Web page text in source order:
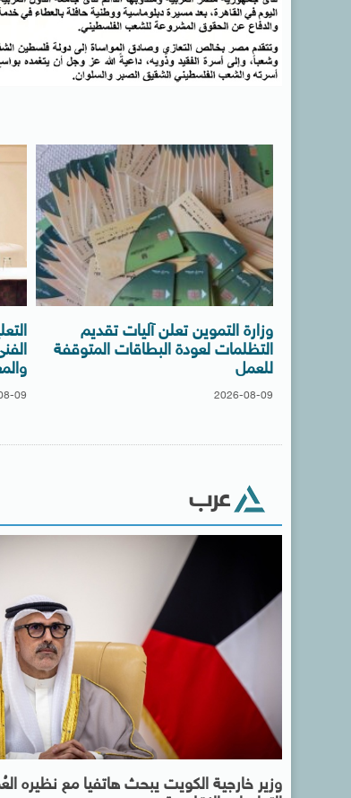
وزارة التموين تعلن آليات تقديم
التظلمات لعودة البطاقات المتوقفة
للعمل
2026-08-09
09
عرب
وزير خارجية الكويت يبحث هاتفيا مع نظيره